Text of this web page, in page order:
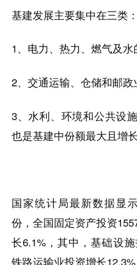
基建发展主要集中在三类：
1、电力、热力、燃气及水
2、交通运输、仓储和邮政
3、水利、环境和公共设
也是基建中份额最大且增长
国家统计局最新数据显
份，全国固定资产投资
长6.1%，其中，基础设施
铁路运输业投资增长12.3%